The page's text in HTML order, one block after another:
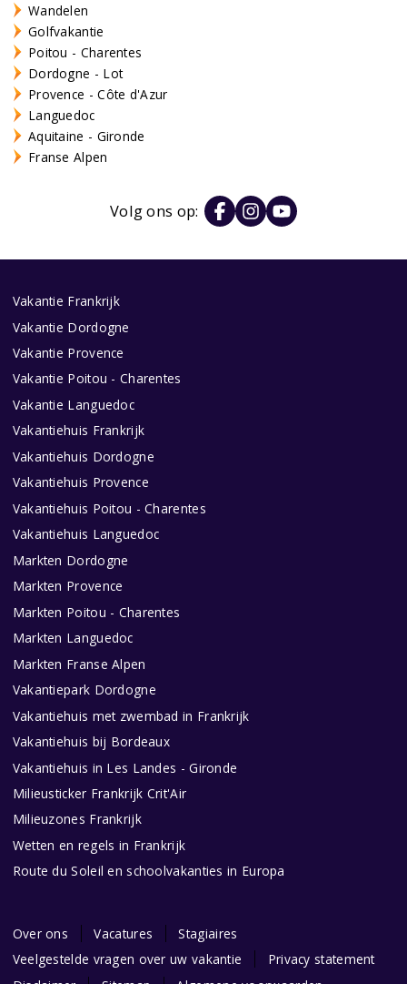
Wandelen
Golfvakantie
Poitou - Charentes
Dordogne - Lot
Provence - Côte d'Azur
Languedoc
Aquitaine - Gironde
Franse Alpen
Volg ons op:
Vakantie Frankrijk
Vakantie Dordogne
Vakantie Provence
Vakantie Poitou - Charentes
Vakantie Languedoc
Vakantiehuis Frankrijk
Vakantiehuis Dordogne
Vakantiehuis Provence
Vakantiehuis Poitou - Charentes
Vakantiehuis Languedoc
Markten Dordogne
Markten Provence
Markten Poitou - Charentes
Markten Languedoc
Markten Franse Alpen
Vakantiepark Dordogne
Vakantiehuis met zwembad in Frankrijk
Vakantiehuis bij Bordeaux
Vakantiehuis in Les Landes - Gironde
Milieusticker Frankrijk Crit'Air
Milieuzones Frankrijk
Wetten en regels in Frankrijk
Route du Soleil en schoolvakanties in Europa
Over ons Vacatures
Stagiaires
Veelgestelde vragen over uw vakantie
Privacy statement